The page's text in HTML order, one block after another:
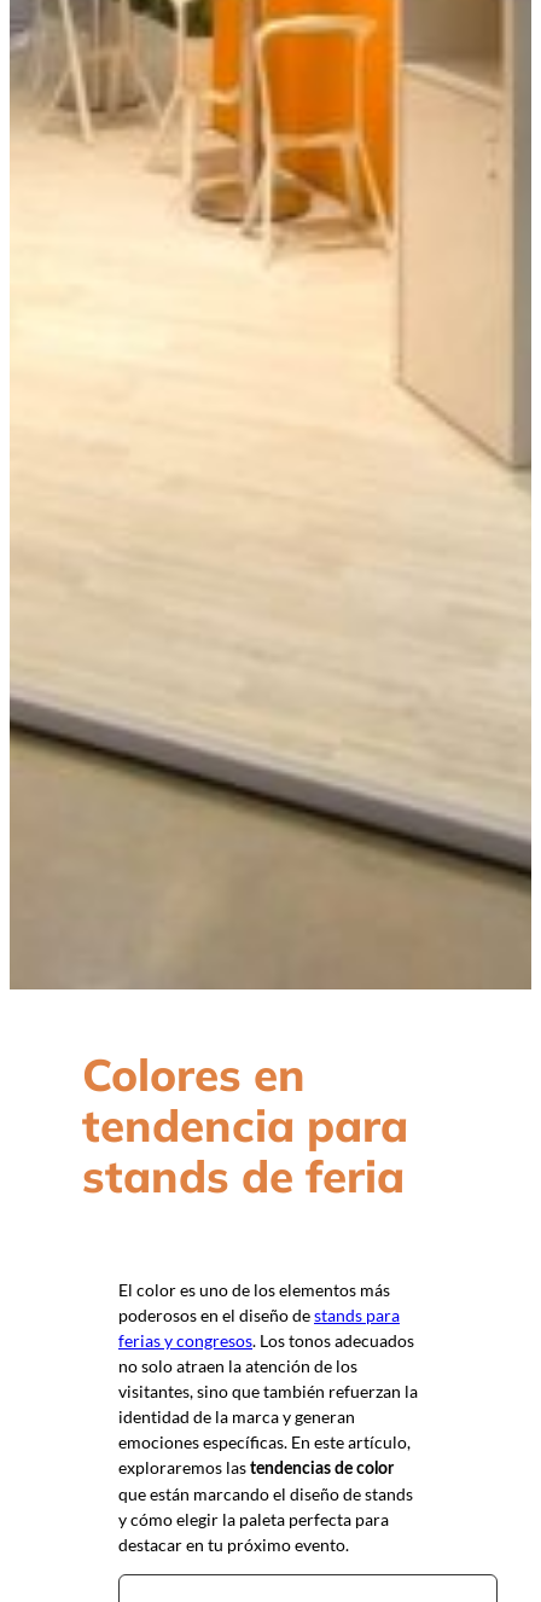
Colores en
tendencia para
stands de feria
El color es uno de los elementos más
poderosos en el diseño destands para
ferias y congresos. Los tonos adecuados
no solo atraen la atención de los
visitantes, sino que también refuerzan la
identidad de la marca y generan
emociones específicas. En este artículo,
exploraremos las tendencias de color
que están marcando el diseño de stands
y cómo elegir la paleta perfecta para
destacar en tu próximo evento.